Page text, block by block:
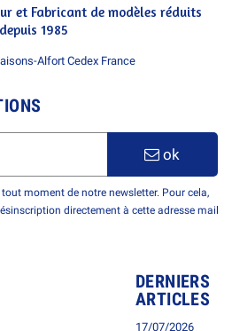
et Fabricant de modèles réduits
depuis 1985
Alfort Cedex France
ok
moment de notre newsletter. Pour cela,
directement à cette adresse mail
DERNIERS
ARTICLES
17/07/2026